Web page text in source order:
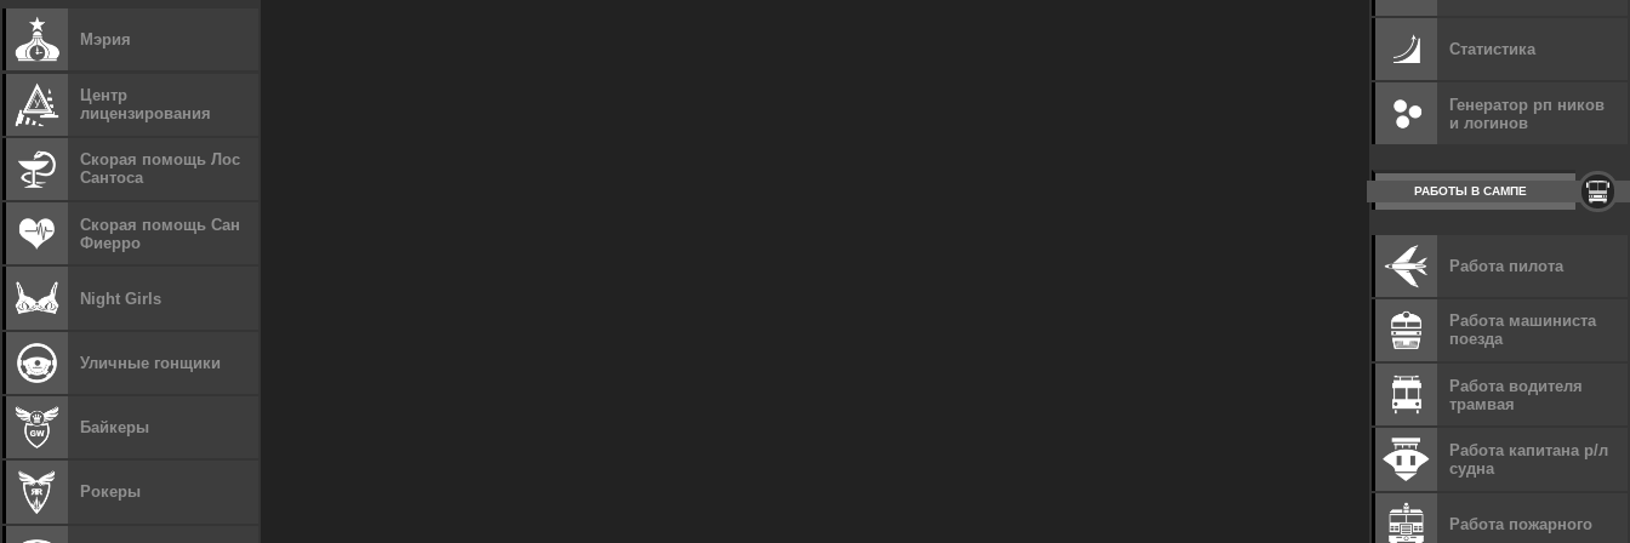
Мэрия
Центр
лицензирования
Скорая помощь Лос
Сантоса
Скорая помощь Сан
Фиерро
Night Girls
Уличные гонщики
Байкеры
Рокеры
Статистика
Генератор рп ников
и логинов
РАБОТЫ В САМПЕ
Работа пилота
Работа машиниста
поезда
Работа водителя
трамвая
Работа капитана р/л
судна
Работа пожарного